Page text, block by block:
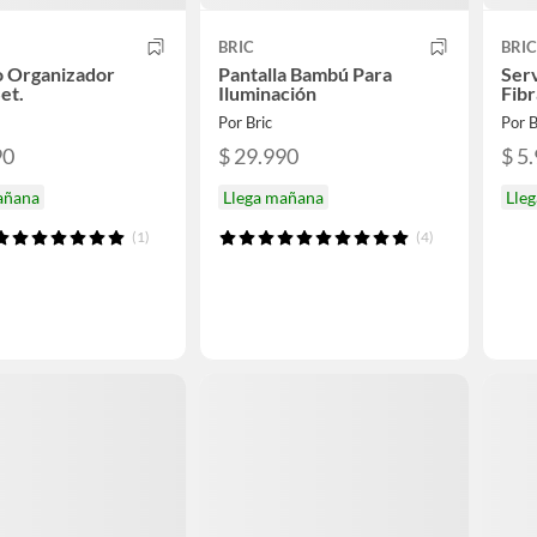
Organizador
(1)
BRIC
Pantalla Bambú Para
Iluminación
Por Bric
$ 29.990
Llega mañana
(4)
BRIC
Por
$